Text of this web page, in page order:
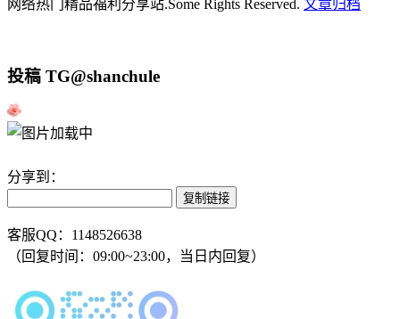
网络热门精品福利分享站.Some Rights Reserved. 文章归档
投稿 TG@shanchule
分享到：
复制链接
客服QQ：1148526638
（回复时间：09:00~23:00，当日内回复）